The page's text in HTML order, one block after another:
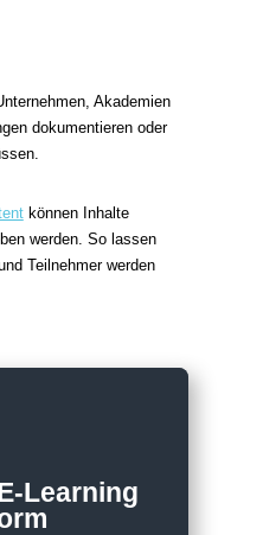
Akademien
dokumentieren oder
können Inhalte
werden. So lassen
Teilnehmer werden